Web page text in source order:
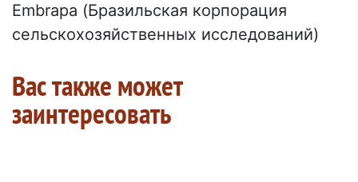
Embrapa (Бразильская корпорация
сельскохозяйственных исследований)
Вас также может
заинтересовать